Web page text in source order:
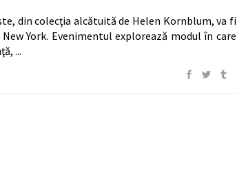
din colecţia alcătuită de Helen Kornblum, va fi
York. Evenimentul explorează modul în care